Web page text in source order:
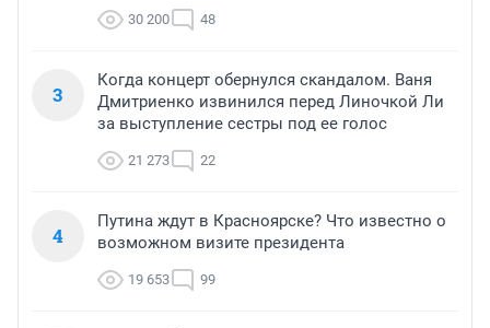
30 200 48
3
Когда концерт обернулся скандалом. Ваня
Дмитриенко извинился перед Линочкой Ли
за выступление сестры под ее голос
21 273 22
4
Путина ждут в Красноярске? Что известно о
возможном визите президента
19 653 99